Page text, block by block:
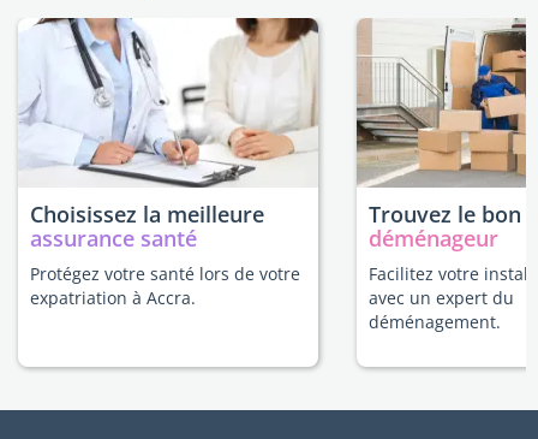
Choisissez la meilleure
assurance santé
Protégez votre santé lors de votre
expatriation à Accra.
Trouvez le bon
déménageur
Facilitez votre
avec un expert du
déménagement.